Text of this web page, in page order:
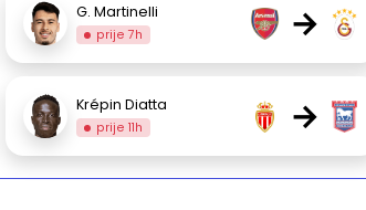
G. Martinelli
prije 7h →
Krépin Diatta
prije 11h →